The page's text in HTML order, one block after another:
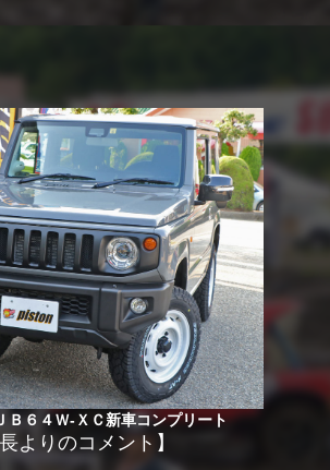
Ｂ６４Ｗ-ＸＣ新車コンプリート
よりのコメント】